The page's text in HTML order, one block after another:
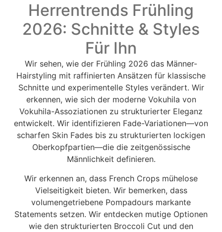
Herrentrends Frühling
2026: Schnitte & Styles
Für Ihn
Wir sehen, wie der Frühling 2026 das Männer-
Hairstyling mit raffinierten Ansätzen für klassische
Schnitte und experimentelle Styles verändert. Wir
erkennen, wie sich der moderne Vokuhila von
Vokuhila-Assoziationen zu strukturierter Eleganz
entwickelt. Wir identifizieren Fade-Variationen—von
scharfen Skin Fades bis zu strukturierten lockigen
Oberkopfpartien—die die zeitgenössische
Männlichkeit definieren.
Wir erkennen an, dass French Crops mühelose
Vielseitigkeit bieten. Wir bemerken, dass
volumengetriebene Pompadours markante
Statements setzen. Wir entdecken mutige Optionen
wie den strukturierten Broccoli Cut und den